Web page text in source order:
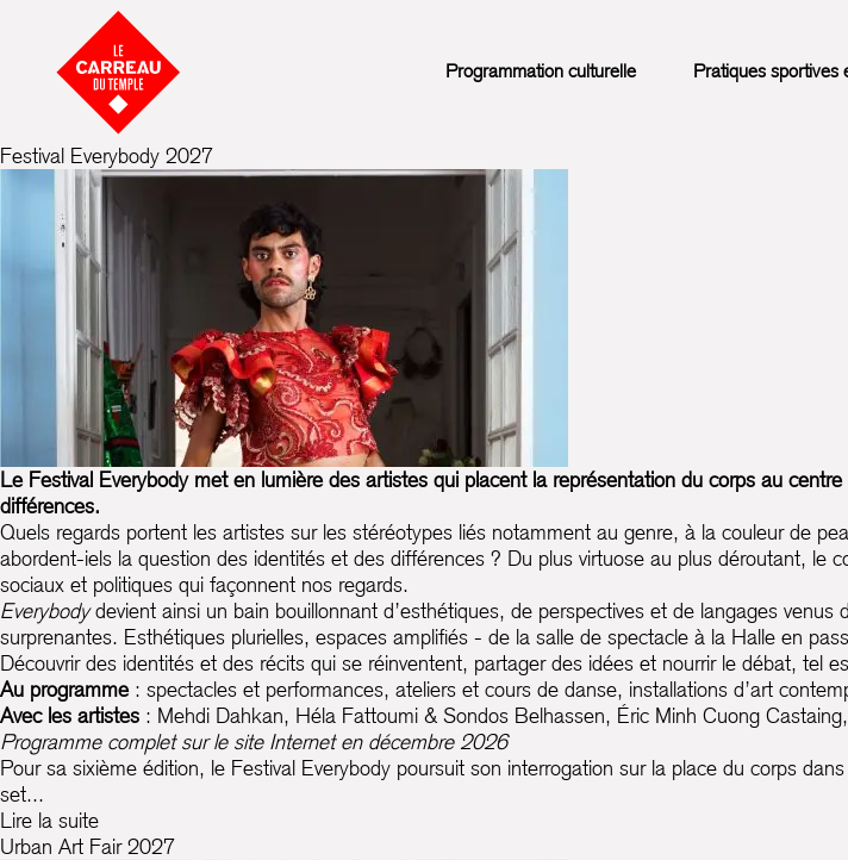
Aller au contenu
Programmation culturelle Pratiques sportives
Festival Everybody 2027
Le Festival Everybody met en lumière des artistes qui placent la représentation du corps au
différences.
Quels regards portent les artistes sur les stéréotypes liés notamment au genre, à la couleur de
abordent-iels la question des identités et des différences ? Du plus virtuose au plus déroutant,
sociaux et politiques qui façonnent nos regards.
Everybodydevient ainsi un bain bouillonnant d’esthétiques, de perspectives et de langages
surprenantes. Esthétiques plurielles, espaces amplifiés - de la salle de spectacle à la Halle en
Découvrir des identités et des récits qui se réinventent, partager des idées et nourrir le débat, tel
Au programme: spectacles et performances, ateliers et cours de danse, installations d’art
Avec les artistes : Mehdi Dahkan, Héla Fattoumi & Sondos Belhassen, Éric Minh Cuong
Programme complet sur le site Internet en décembre 2026
Pour sa sixième édition, le Festival Everybody poursuit son interrogation sur la place du corps
set...
Lire la suite
Urban Art Fair 2027